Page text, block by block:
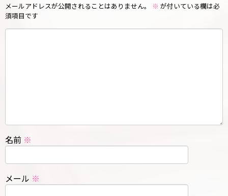
メールアドレスが公開されることはありません。 ※ が付いている欄は必
須項目です
名前 ※
メール ※